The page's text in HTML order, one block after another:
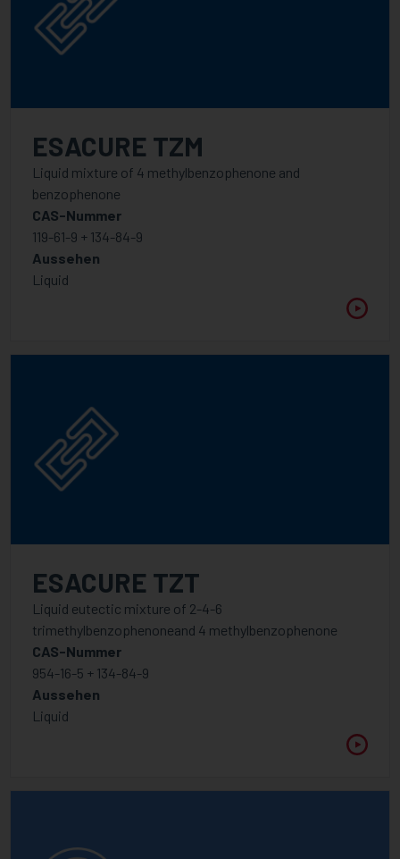
ESACURE TZM
Liquid mixture of 4 methylbenzophenone and
benzophenone
CAS-Nummer
119-61-9 + 134-84-9
Aussehen
Liquid
ESACURE TZT
Liquid eutectic mixture of 2-4-6
trimethylbenzophenoneand 4 methylbenzophenone
CAS-Nummer
954-16-5 + 134-84-9
Aussehen
Liquid